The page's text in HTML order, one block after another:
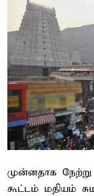
முன்னதாக
கூட்டம் மதியம்